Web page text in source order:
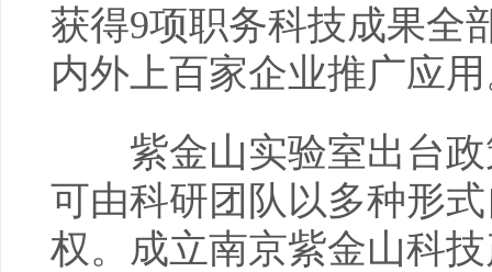
获得9项职务科技成果全
内外上百家企业推广应
紫金山实验室出台政
可由科研团队以多种形
权。成立南京紫金山科